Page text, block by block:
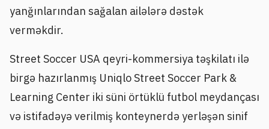
yanğınlarından sağalan ailələrə dəstək
verməkdir.
Street Soccer USA qeyri-kommersiya təşkilatı ilə
birgə hazırlanmış Uniqlo Street Soccer Park &
Learning Center iki süni örtüklü futbol meydançası
və istifadəyə verilmiş konteynerdə yerləşən sinif